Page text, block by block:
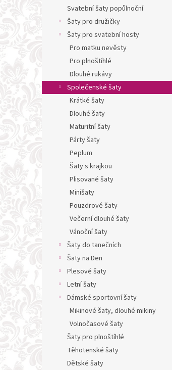
Svatební šaty popůlnoční
Šaty pro družičky
Šaty pro svatební hosty
Pro matku nevěsty
Pro plnoštíhlé
Dlouhé rukávy
Společenské šaty
Krátké šaty
Dlouhé šaty
Maturitní šaty
Párty šaty
Peplum
Šaty s krajkou
Plisované šaty
Minišaty
Pouzdrové šaty
Večerní dlouhé šaty
Vánoční šaty
Šaty do tanečních
Šaty na Den
Plesové šaty
Letní šaty
Dámské sportovní šaty
Mikinové šaty, dlouhé mikiny
Volnočasové šaty
Šaty pro plnoštíhlé
Těhotenské šaty
Dětské šaty